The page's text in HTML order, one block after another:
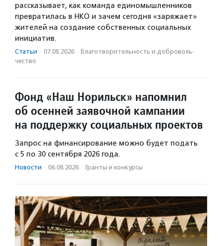
рассказывает, как команда единомышленников
превратилась в НКО и зачем сегодня «заряжает»
жителей на создание собственных социальных
инициатив.
Статьи · 07.08.2026 · Благотвори­тель­ность и доброволь­
чест­во
Фонд «Наш Норильск» напомнил
об осенней заявочной кампании
на поддержку социальных проектов
Запрос на финансирование можно будет подать
с 5 по 30 сентября 2026 года.
Новости · 06.08.2026 · Гранты и конкурсы